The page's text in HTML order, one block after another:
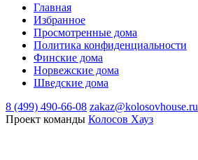
Главная
Избранное
Просмотренные дома
Политика конфиденциальности
Финские дома
Норвежские дома
Шведские дома
8 (499) 490-66-08 zakaz@kolosovhouse.ru
Проект команды Колосов Хауз